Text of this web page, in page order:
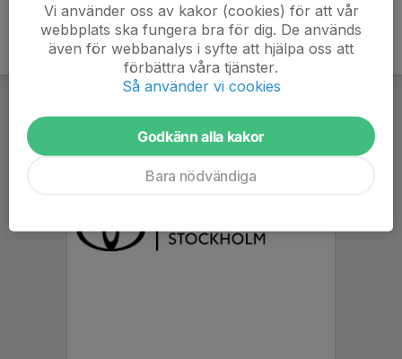
Vi använder oss av kakor (cookies) för att vår
webbplats ska fungera bra för dig. De används
även för webbanalys i syfte att hjälpa oss att
förbättra våra tjänster.
Så använder vi cookies
Godkänn alla kakor
Bara nödvändiga